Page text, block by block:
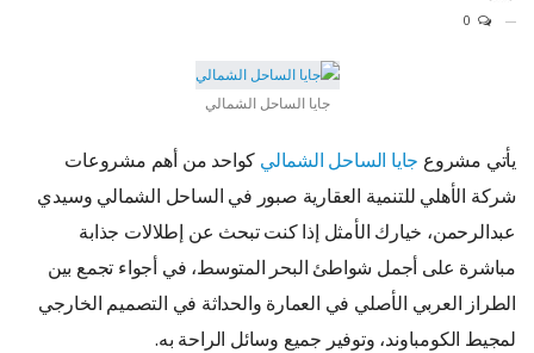
جايا الساحل الشمالي
يأتي مشروع جايا الساحل الشمالي كواحد من أهم مشروعات
شركة الأهلي للتنمية العقارية صبور في الساحل الشمالي وسيدي
عبدالرحمن، خيارك الأمثل إذا كنت تبحث عن إطلالات جذابة
مباشرة على أجمل شواطئ البحر المتوسط، في أجواء تجمع بين
الطراز العربي الأصلي في العمارة والحداثة في التصميم الخارجي
لمجيط الكومباوند، وتوفير جميع وسائل الراحة به.